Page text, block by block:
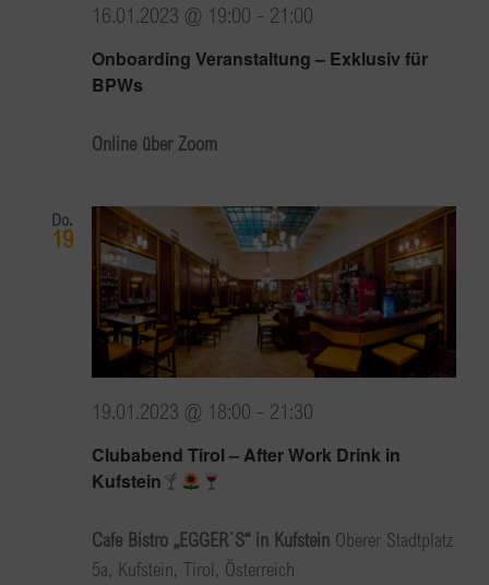
Onboarding Veranstaltung – Exklusiv für
BPWs
16.01.2023 @ 19:00 - 21:00
Online über Zoom
Do.
19
Clubabend Tirol – After Work Drink in
Kufstein
19.01.2023 @ 18:00 - 21:30
Cafe Bistro „EGGER`S“ in Kufstein Oberer Stadtplatz
5a, Kufstein, Tirol, Österreich